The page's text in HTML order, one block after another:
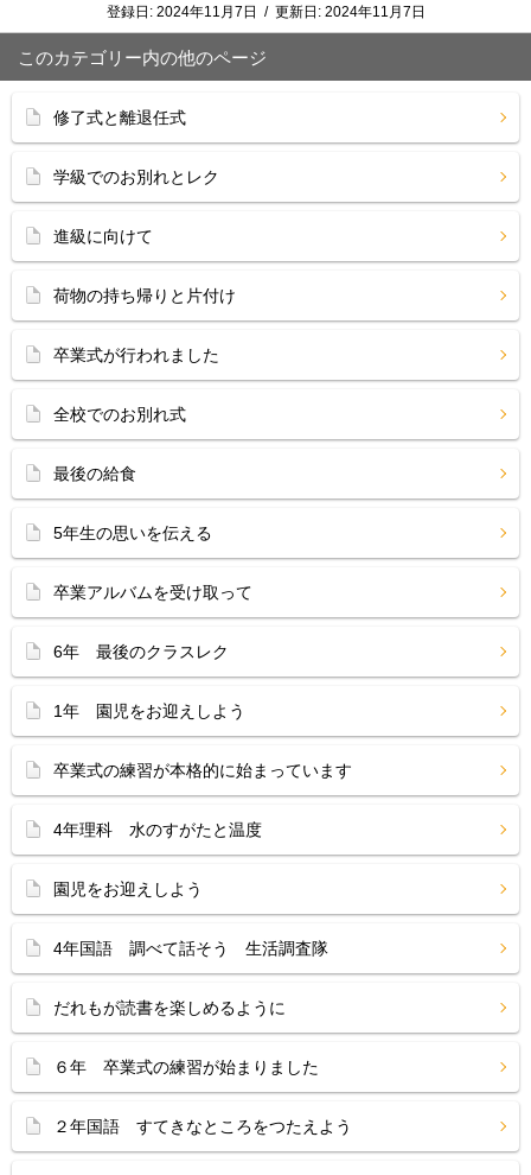
登録日: 2024年11月7日 / 更新日: 2024年11月7日
このカテゴリー内の他のページ
修了式と離退任式
学級でのお別れとレク
進級に向けて
荷物の持ち帰りと片付け
卒業式が行われました
全校でのお別れ式
最後の給食
5年生の思いを伝える
卒業アルバムを受け取って
6年 最後のクラスレク
1年 園児をお迎えしよう
卒業式の練習が本格的に始まっています
4年理科 水のすがたと温度
園児をお迎えしよう
4年国語 調べて話そう 生活調査隊
だれもが読書を楽しめるように
６年 卒業式の練習が始まりました
２年国語 すてきなところをつたえよう